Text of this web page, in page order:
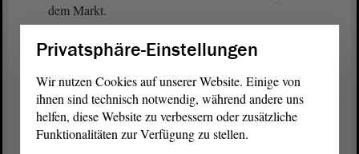
dem Markt.
So ist es.
Privatsphäre-Einstellungen
Wir nutzen Cookies auf unserer Website. Einige von
ihnen sind technisch notwendig, während andere uns
helfen, diese Website zu verbessern oder zusätzliche
Funktionalitäten zur Verfügung zu stellen.